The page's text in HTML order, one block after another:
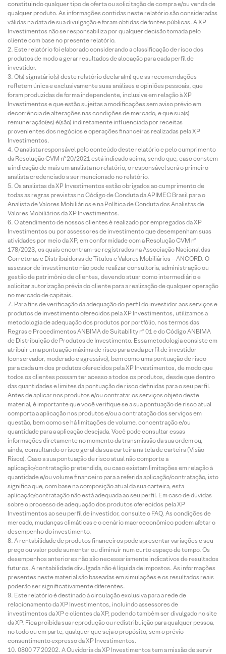
constituindo qualquer tipo de oferta ou solicitação de compra e/ou venda de
qualquer produto. As informações contidas neste relatório são consideradas
válidas na data de sua divulgação e foram obtidas de fontes públicas. A XP
Investimentos não se responsabiliza por qualquer decisão tomada pelo
cliente com base no presente relatório.
Este relatório foi elaborado considerando a classificação de risco dos
produtos de modo a gerar resultados de alocação para cada perfil de
investidor.
O(s) signatário(s) deste relatório declara(m) que as recomendações
refletem única e exclusivamente suas análises e opiniões pessoais, que
foram produzidas de forma independente, inclusive em relação à XP
Investimentos e que estão sujeitas a modificações sem aviso prévio em
decorrência de alterações nas condições de mercado, e que sua(s)
remuneração(es) é(são) indiretamente influenciada por receitas
provenientes dos negócios e operações financeiras realizadas pela XP
Investimentos.
O analista responsável pelo conteúdo deste relatório e pelo cumprimento
da Resolução CVM nº 20/2021 está indicado acima, sendo que, caso constem
a indicação de mais um analista no relatório, o responsável será o primeiro
analista credenciado a ser mencionado no relatório.
Os analistas da XP Investimentos estão obrigados ao cumprimento de
todas as regras previstas no Código de Conduta da APIMEC Brasil para o
Analista de Valores Mobiliários e na Política de Conduta dos Analistas de
Valores Mobiliários da XP Investimentos.
O atendimento de nossos clientes é realizado por empregados da XP
Investimentos ou por assessores de investimento que desempenham suas
atividades por meio da XP, em conformidade com a Resolução CVM nº
178/2023, os quais encontram-se registrados na Associação Nacional das
Corretoras e Distribuidoras de Títulos e Valores Mobiliários – ANCORD. O
assessor de investimento não pode realizar consultoria, administração ou
gestão de patrimônio de clientes, devendo atuar como intermediário e
solicitar autorização prévia do cliente para a realização de qualquer operação
no mercado de capitais.
Para fins de verificação da adequação do perfil do investidor aos serviços e
produtos de investimento oferecidos pela XP Investimentos, utilizamos a
metodologia de adequação dos produtos por portfólio, nos termos das
Regras e Procedimentos ANBIMA de Suitability nº 01 e do Código ANBIMA
de Distribuição de Produtos de Investimento. Essa metodologia consiste em
atribuir uma pontuação máxima de risco para cada perfil de investidor
(conservador, moderado e agressivo), bem como uma pontuação de risco
para cada um dos produtos oferecidos pela XP Investimentos, de modo que
todos os clientes possam ter acesso a todos os produtos, desde que dentro
das quantidades e limites da pontuação de risco definidas para o seu perfil.
Antes de aplicar nos produtos e/ou contratar os serviços objeto deste
material, é importante que você verifique se a sua pontuação de risco atual
comporta a aplicação nos produtos e/ou a contratação dos serviços em
questão, bem como se há limitações de volume, concentração e/ou
quantidade para a aplicação desejada. Você pode consultar essas
informações diretamente no momento da transmissão da sua ordem ou,
ainda, consultando o risco geral da sua carteira na tela de carteira (Visão
Risco). Caso a sua pontuação de risco atual não comporte a
aplicação/contratação pretendida, ou caso existam limitações em relação à
quantidade e/ou volume financeiro para a referida aplicação/contratação, isto
significa que, com base na composição atual da sua carteira, esta
aplicação/contratação não está adequada ao seu perfil. Em caso de dúvidas
sobre o processo de adequação dos produtos oferecidos pela XP
Investimentos ao seu perfil de investidor, consulte o FAQ. As condições de
mercado, mudanças climáticas e o cenário macroeconômico podem afetar o
desempenho do investimento.
A rentabilidade de produtos financeiros pode apresentar variações e seu
preço ou valor pode aumentar ou diminuir num curto espaço de tempo. Os
desempenhos anteriores não são necessariamente indicativos de resultados
futuros. A rentabilidade divulgada não é líquida de impostos. As informações
presentes neste material são baseadas em simulações e os resultados reais
poderão ser significativamente diferentes.
Este relatório é destinado à circulação exclusiva para a rede de
relacionamento da XP Investimentos, incluindo assessores de
investimentos da XP e clientes da XP, podendo também ser divulgado no site
da XP. Fica proibida sua reprodução ou redistribuição para qualquer pessoa,
no todo ou em parte, qualquer que seja o propósito, sem o prévio
consentimento expresso da XP Investimentos.
0800 77 20202. A Ouvidoria da XP Investimentos tem a missão de servir